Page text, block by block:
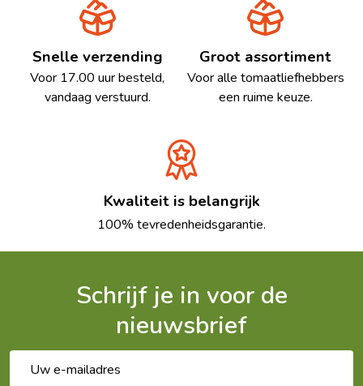
Snelle verzending
Voor 17.00 uur besteld,
vandaag verstuurd.
Groot assortiment
Voor alle tomaatliefhebbers
een ruime keuze.
Kwaliteit is belangrijk
100% tevredenheidsgarantie.
Schrijf je in voor de
nieuwsbrief
mailadres